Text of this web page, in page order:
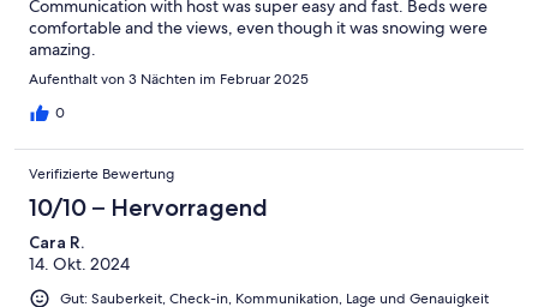
Communication with host was super easy and fast. Beds were
comfortable and the views, even though it was snowing were
amazing.
Aufenthalt von 3 Nächten im Februar 2025
0
Verifizierte Bewertung
10/10 – Hervorragend
Cara R.
14. Okt. 2024
Gut: Sauberkeit, Check-in, Kommunikation, Lage und Genauigkeit